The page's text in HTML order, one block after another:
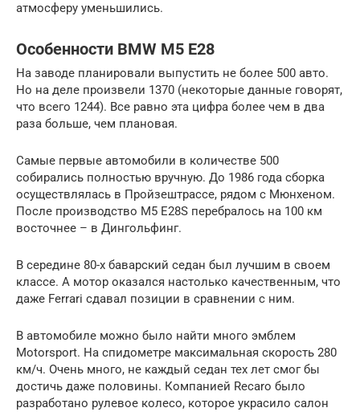
атмосферу уменьшились.
Особенности BMW M5 E28
На заводе планировали выпустить не более 500 авто.
Но на деле произвели 1370 (некоторые данные говорят,
что всего 1244). Все равно эта цифра более чем в два
раза больше, чем плановая.
Самые первые автомобили в количестве 500
собирались полностью вручную. До 1986 года сборка
осуществлялась в Пройзештрассе, рядом с Мюнхеном.
После производство M5 E28S перебралось на 100 км
восточнее – в Дингольфинг.
В середине 80-х баварский седан был лучшим в своем
классе. А мотор оказался настолько качественным, что
даже Ferrari сдавал позиции в сравнении с ним.
В автомобиле можно было найти много эмблем
Motorsport. На спидометре максимальная скорость 280
км/ч. Очень много, не каждый седан тех лет смог бы
достичь даже половины. Компанией Recaro было
разработано рулевое колесо, которое украсило салон